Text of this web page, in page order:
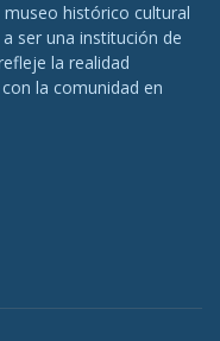
histórico cultural
ser una institución de
la realidad
la comunidad en